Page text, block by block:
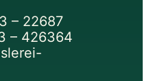
– 22687
– 426364